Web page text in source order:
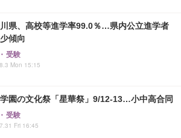
県、高校等進学率99.0％…県内公立進学者
傾向
受験
Mon 15:15
園の文化祭「星華祭」9/12-13…小中高合同
受験
Fri 16:45